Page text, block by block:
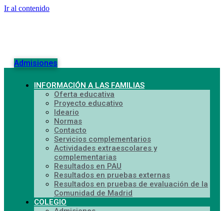
Ir al contenido
Admisiones
INFORMACIÓN A LAS FAMILIAS
Oferta educativa
Proyecto educativo
Ideario
Normas
Contacto
Servicios complementarios
Actividades extraescolares y
complementarias
Resultados en PAU
Resultados en pruebas externas
Resultados en pruebas de evaluación de la
Comunidad de Madrid
COLEGIO